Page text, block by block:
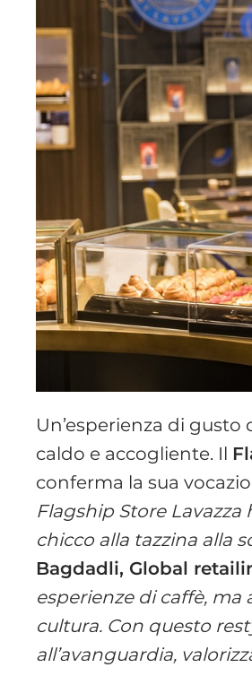
Un’esperienza di gusto
caldo e accogliente. Il
conferma la sua
Flagship Store
chicco alla tazzina alla
Bagdadli, Global
esperienze di caffè, ma
cultura. Con questo
all’avanguardia,